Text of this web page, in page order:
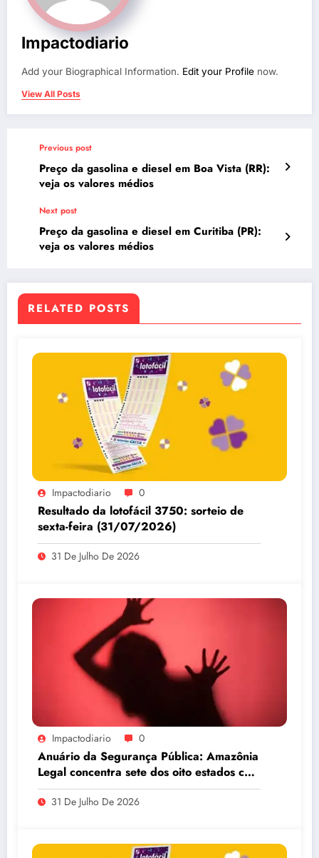
Impactodiario
Add your Biographical Information. Edit your Profile now.
View All Posts
Previous post
Preço da gasolina e diesel em Boa Vista (RR):
veja os valores médios
Next post
Preço da gasolina e diesel em Curitiba (PR):
veja os valores médios
RELATED POSTS
Impactodiario 0
Resultado da lotofácil 3750: sorteio de
sexta-feira (31/07/2026)
31 De Julho De 2026
Impactodiario 0
Anuário da Segurança Pública: Amazônia
Legal concentra sete dos oito estados com
maiores taxas de estupro do país
31 De Julho De 2026